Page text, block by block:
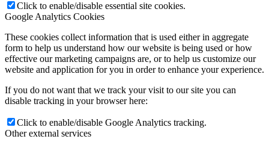
Click to enable/disable essential site cookies.
Google Analytics Cookies
These cookies collect information that is used either in aggregate
form to help us understand how our website is being used or how
effective our marketing campaigns are, or to help us customize our
website and application for you in order to enhance your experience.
If you do not want that we track your visit to our site you can
disable tracking in your browser here:
Click to enable/disable Google Analytics tracking.
Other external services